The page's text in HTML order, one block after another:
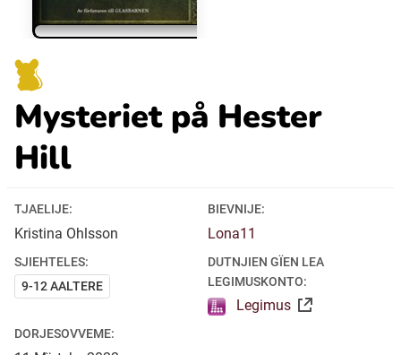
Kaale (Romska)
Resanderomani (Romska)
Kelderash (Romska)
Mysteriet på Hester
Hill
TJAELIJE:
Kristina Ohlsson
BIEVNIJE:
Lona11
SJIEHTELES:
9-12 AALTERE
DUTNJIEN GÏEN LEA
LEGIMUSKONTO:
Legimus
DORJESOVVEME: